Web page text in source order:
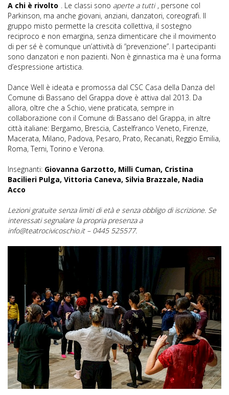
A chi è rivolto . Le classi sono aperte a tutti , persone col
Parkinson, ma anche giovani, anziani, danzatori, coreografi. Il
gruppo misto permette la crescita collettiva, il sostegno
reciproco e non emargina, senza dimenticare che il movimento
di per sé è comunque un’attività di “prevenzione”. I partecipanti
sono danzatori e non pazienti. Non è ginnastica ma è una forma
d’espressione artistica.
Dance Well è ideata e promossa dal CSC Casa della Danza del
Comune di Bassano del Grappa dove è attiva dal 2013. Da
allora, oltre che a Schio, viene praticata, sempre in
collaborazione con il Comune di Bassano del Grappa, in altre
città italiane: Bergamo, Brescia, Castelfranco Veneto, Firenze,
Macerata, Milano, Padova, Pesaro, Prato, Recanati, Reggio Emilia,
Roma, Terni, Torino e Verona.
Insegnanti: Giovanna Garzotto, Milli Cuman, Cristina
Bacilieri Pulga, Vittoria Caneva, Silvia Brazzale, Nadia
Acco
Lezioni gratuite senza limiti di età e senza obbligo di iscrizione. Se
interessati segnalare la propria presenza a
info@teatrocivicoschio.it – 0445 525577.